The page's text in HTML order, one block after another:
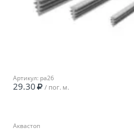
Артикул: pa26
29.30 / пог. м.
Аквастоп